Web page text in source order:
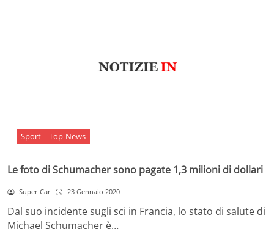
Sport Top-News
Le foto di Schumacher sono pagate 1,3 milioni di dollari
Super Car 23 Gennaio 2020
Dal suo incidente sugli sci in Francia, lo stato di salute di
Michael Schumacher è…